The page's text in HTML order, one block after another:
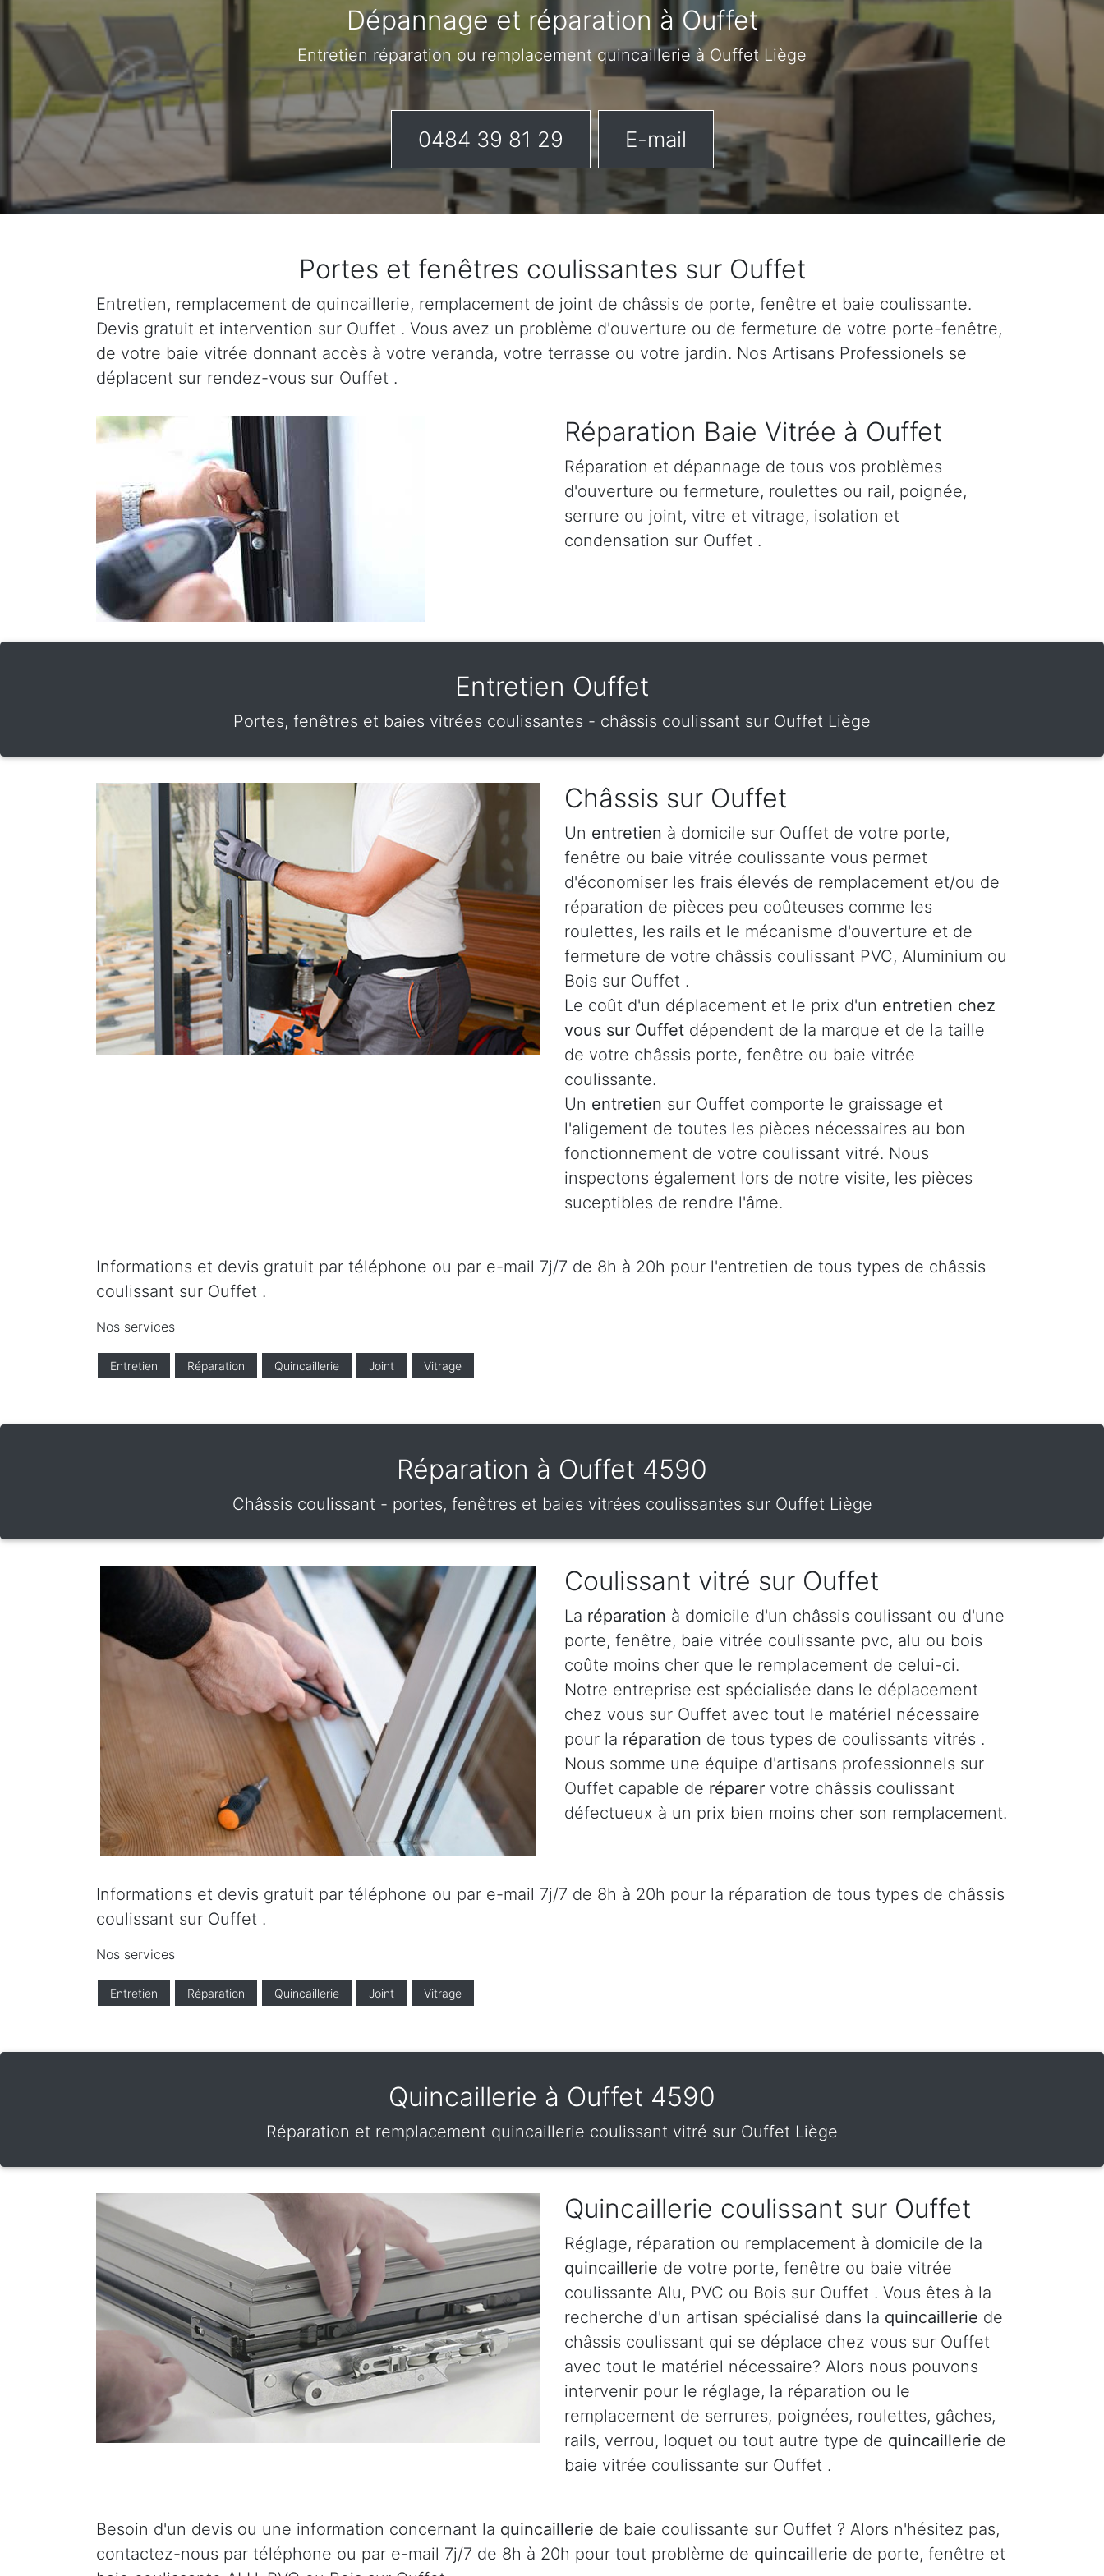
Dépannage et réparation à Ouffet
Entretien réparation ou remplacement quincaillerie à Ouffet Liège
0484 39 81 29 E-mail
Portes et fenêtres coulissantes sur Ouffet
Entretien, remplacement de quincaillerie, remplacement de joint de châssis de porte, fenêtre et baie coulissante.
Devis gratuit et intervention sur Ouffet . Vous avez un problème d'ouverture ou de fermeture de votre porte-fenêtre,
de votre baie vitrée donnant accès à votre veranda, votre terrasse ou votre jardin. Nos Artisans Professionels se
déplacent sur rendez-vous sur Ouffet .
Réparation Baie Vitrée à Ouffet
Réparation et dépannage de tous vos problèmes
d'ouverture ou fermeture, roulettes ou rail, poignée,
serrure ou joint, vitre et vitrage, isolation et
condensation sur Ouffet .
Entretien Ouffet
Portes, fenêtres et baies vitrées coulissantes - châssis coulissant sur Ouffet Liège
Châssis sur Ouffet
Un entretien à domicile sur Ouffet de votre porte,
fenêtre ou baie vitrée coulissante vous permet
d'économiser les frais élevés de remplacement et/ou de
réparation de pièces peu coûteuses comme les
roulettes, les rails et le mécanisme d'ouverture et de
fermeture de votre châssis coulissant PVC, Aluminium ou
Bois sur Ouffet .
Le coût d'un déplacement et le prix d'un entretien chez
vous sur Ouffet dépendent de la marque et de la taille
de votre châssis porte, fenêtre ou baie vitrée
coulissante.
Un entretien sur Ouffet comporte le graissage et
l'aligement de toutes les pièces nécessaires au bon
fonctionnement de votre coulissant vitré. Nous
inspectons également lors de notre visite, les pièces
suceptibles de rendre l'âme.
Informations et devis gratuit par téléphone ou par e-mail 7j/7 de 8h à 20h pour l'entretien de tous types de châssis
coulissant sur Ouffet .
Nos services
Entretien Réparation Quincaillerie Joint Vitrage
Réparation à Ouffet 4590
Châssis coulissant - portes, fenêtres et baies vitrées coulissantes sur Ouffet Liège
Coulissant vitré sur Ouffet
La réparation à domicile d'un châssis coulissant ou d'une
porte, fenêtre, baie vitrée coulissante pvc, alu ou bois
coûte moins cher que le remplacement de celui-ci.
Notre entreprise est spécialisée dans le déplacement
chez vous sur Ouffet avec tout le matériel nécessaire
pour la réparation de tous types de coulissants vitrés .
Nous somme une équipe d'artisans professionnels sur
Ouffet capable de réparer votre châssis coulissant
défectueux à un prix bien moins cher son remplacement.
Informations et devis gratuit par téléphone ou par e-mail 7j/7 de 8h à 20h pour la réparation de tous types de châssis
coulissant sur Ouffet .
Nos services
Entretien Réparation Quincaillerie Joint Vitrage
Quincaillerie à Ouffet 4590
Réparation et remplacement quincaillerie coulissant vitré sur Ouffet Liège
Quincaillerie coulissant sur Ouffet
Réglage, réparation ou remplacement à domicile de la
quincaillerie de votre porte, fenêtre ou baie vitrée
coulissante Alu, PVC ou Bois sur Ouffet . Vous êtes à la
recherche d'un artisan spécialisé dans la quincaillerie de
châssis coulissant qui se déplace chez vous sur Ouffet
avec tout le matériel nécessaire? Alors nous pouvons
intervenir pour le réglage, la réparation ou le
remplacement de serrures, poignées, roulettes, gâches,
rails, verrou, loquet ou tout autre type de quincaillerie de
baie vitrée coulissante sur Ouffet .
Besoin d'un devis ou une information concernant la quincaillerie de baie coulissante sur Ouffet ? Alors n'hésitez pas,
contactez-nous par téléphone ou par e-mail 7j/7 de 8h à 20h pour tout problème de quincaillerie de porte, fenêtre et